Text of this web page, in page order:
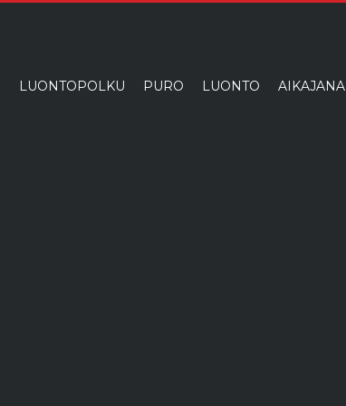
LUONTOPOLKU PURO LUONTO AIKAJANA